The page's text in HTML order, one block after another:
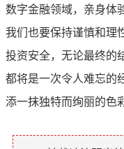
数字金融领域，亲身体
我们也要保持谨慎和理
投资安全，无论最终的
都将是一次令人难忘的
添一抹独特而绚丽的色